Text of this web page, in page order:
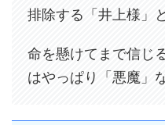
排除する「井上様」
命を懸けてまで信じ
はやっぱり「悪魔」